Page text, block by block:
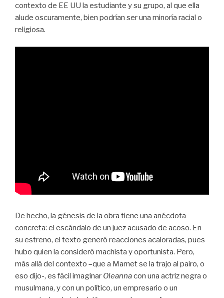
contexto de EE UU la estudiante y su grupo, al que ella
alude oscuramente, bien podrían ser una minoría racial o
religiosa.
De hecho, la génesis de la obra tiene una anécdota
concreta: el escándalo de un juez acusado de acoso. En
su estreno, el texto generó reacciones acaloradas, pues
hubo quien la consideró machista y oportunista. Pero,
más allá del contexto –que a Mamet se la trajo al pairo, o
eso dijo-, es fácil imaginar Oleannacon una actriz negra o
musulmana, y con un político, un empresario o un